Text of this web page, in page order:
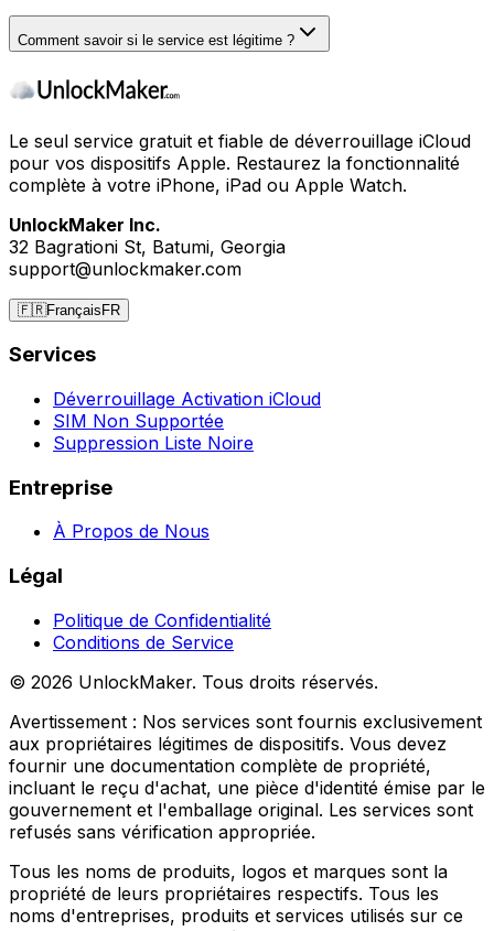
Comment savoir si le service est légitime ?
Le seul service gratuit et fiable de déverrouillage iCloud
pour vos dispositifs Apple. Restaurez la fonctionnalité
complète à votre iPhone, iPad ou Apple Watch.
UnlockMaker Inc.
32 Bagrationi St, Batumi, Georgia
support@unlockmaker.com
🇫🇷FrançaisFR
Services
Déverrouillage Activation iCloud
SIM Non Supportée
Suppression Liste Noire
Entreprise
À Propos de Nous
Légal
Politique de Confidentialité
Conditions de Service
© 2026 UnlockMaker. Tous droits réservés.
Avertissement : Nos services sont fournis exclusivement
aux propriétaires légitimes de dispositifs. Vous devez
fournir une documentation complète de propriété,
incluant le reçu d'achat, une pièce d'identité émise par le
gouvernement et l'emballage original. Les services sont
refusés sans vérification appropriée.
Tous les noms de produits, logos et marques sont la
propriété de leurs propriétaires respectifs. Tous les
noms d'entreprises, produits et services utilisés sur ce